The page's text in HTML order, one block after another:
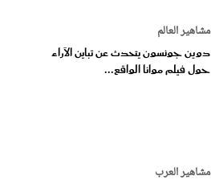
مشاهير العالم
دوين جونسون يتحدث عن تباين الآراء
حول فيلم موانا الواقع...
مشاهير العرب